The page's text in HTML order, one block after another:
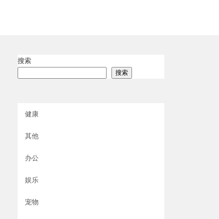
搜索
搜索
健康
其他
办公
娱乐
宠物